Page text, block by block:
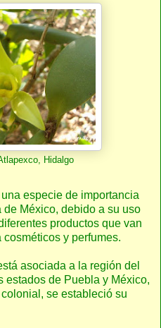
Hidalgo
especie de importancia
México, debido a su uso
productos que van
y perfumes.
asociada a la región del
estados de Puebla y México,
se estableció su